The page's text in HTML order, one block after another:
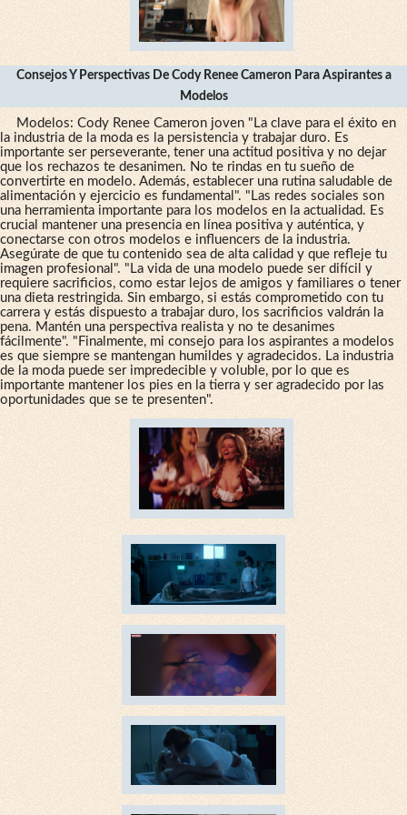
Consejos Y Perspectivas De Cody Renee Cameron Para Aspirantes a
Modelos
Modelos: Cody Renee Cameron joven "La clave para el éxito en
la industria de la moda es la persistencia y trabajar duro. Es
importante ser perseverante, tener una actitud positiva y no dejar
que los rechazos te desanimen. No te rindas en tu sueño de
convertirte en modelo. Además, establecer una rutina saludable de
alimentación y ejercicio es fundamental". "Las redes sociales son
una herramienta importante para los modelos en la actualidad. Es
crucial mantener una presencia en línea positiva y auténtica, y
conectarse con otros modelos e influencers de la industria.
Asegúrate de que tu contenido sea de alta calidad y que refleje tu
imagen profesional". "La vida de una modelo puede ser difícil y
requiere sacrificios, como estar lejos de amigos y familiares o tener
una dieta restringida. Sin embargo, si estás comprometido con tu
carrera y estás dispuesto a trabajar duro, los sacrificios valdrán la
pena. Mantén una perspectiva realista y no te desanimes
fácilmente". "Finalmente, mi consejo para los aspirantes a modelos
es que siempre se mantengan humildes y agradecidos. La industria
de la moda puede ser impredecible y voluble, por lo que es
importante mantener los pies en la tierra y ser agradecido por las
oportunidades que se te presenten".